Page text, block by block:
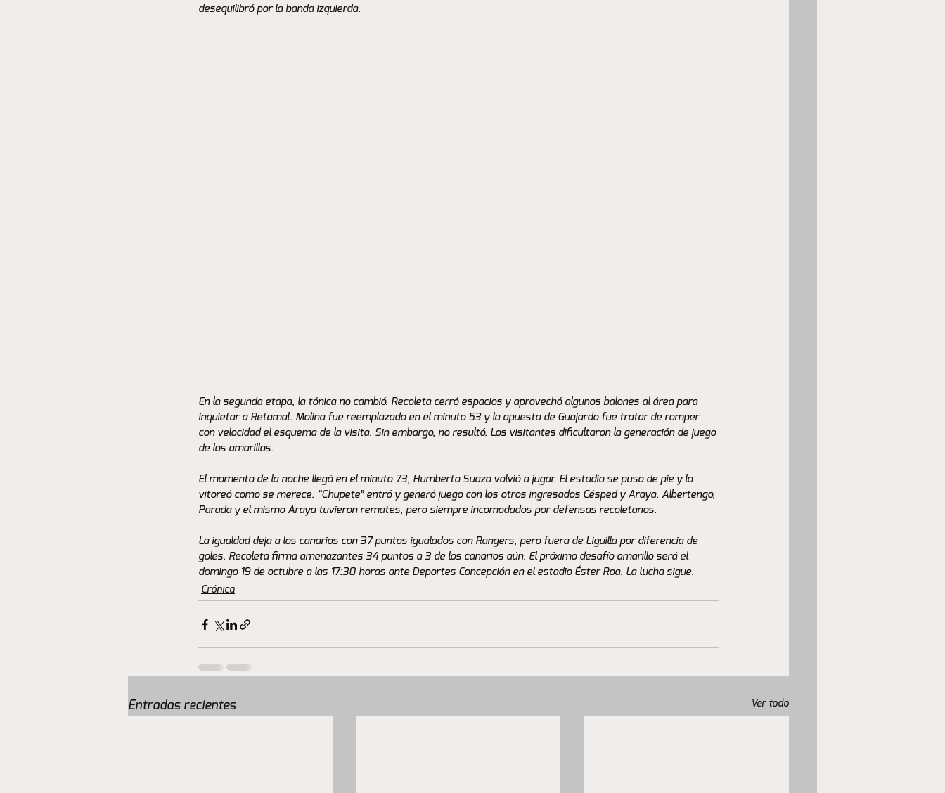
desequilibró por la banda izquierda.
En la segunda etapa, la tónica no cambió. Recoleta cerró espacios y aprovechó algunos balones al área para
inquietar a Retamal. Molina fue reemplazado en el minuto 53 y la apuesta de Guajardo fue tratar de romper
con velocidad el esquema de la visita. Sin embargo, no resultó. Los visitantes dificultaron la generación de juego
de los amarillos.
El momento de la noche llegó en el minuto 73, Humberto Suazo volvió a jugar. El estadio se puso de pie y lo
vitoreó como se merece. “Chupete” entró y generó juego con los otros ingresados Césped y Araya. Albertengo,
Parada y el mismo Araya tuvieron remates, pero siempre incomodados por defensas recoletanos.
La igualdad deja a los canarios con 37 puntos igualados con Rangers, pero fuera de Liguilla por diferencia de
goles. Recoleta firma amenazantes 34 puntos a 3 de los canarios aún. El próximo desafío amarillo será el
domingo 19 de octubre a las 17:30 horas ante Deportes Concepción en el estadio Éster Roa. La lucha sigue.
Crónica
Entradas recientes Ver todo